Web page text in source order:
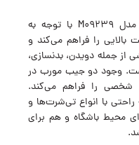
شلوارک ورزشی مردانه مل اند موژ مدل M09239 با توجه به
را فراهم می‌کند و
از جمله دویدن، بدنسازی،
وجود دو جیب مورب در
شخصی را فراهم می‌کند.
با انواع تی‌شرت‌ها و
باشگاه و هم برای